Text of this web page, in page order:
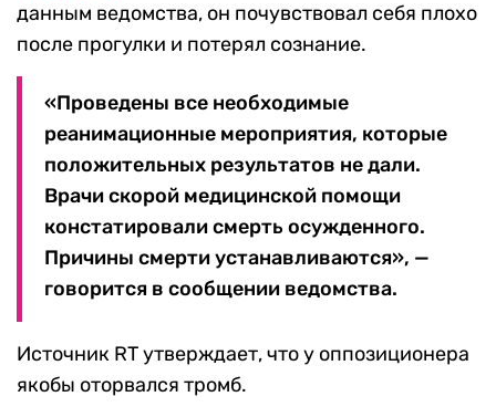
данным ведомства, он почувствовал себя плохо
после прогулки и потерял сознание.
«Проведены все необходимые
реанимационные мероприятия, которые
положительных результатов не дали.
Врачи скорой медицинской помощи
констатировали смерть осужденного.
Причины смерти устанавливаются», —
говорится в сообщении ведомства.
Источник RT утверждает, что у оппозиционера
якобы оторвался тромб.